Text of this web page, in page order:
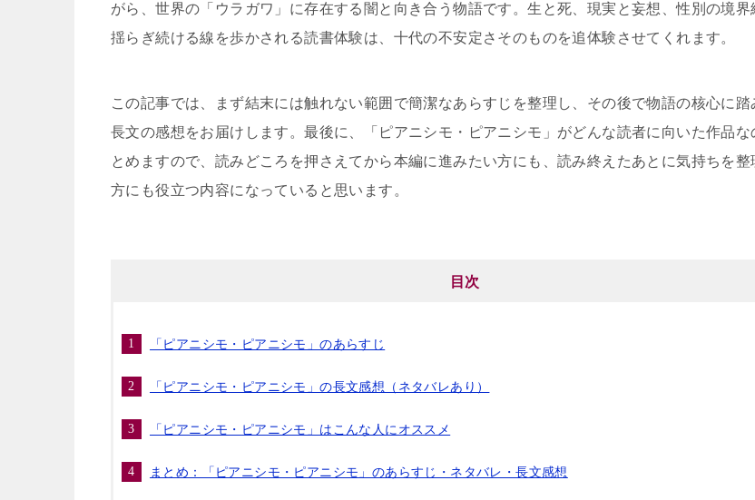
がら、世界の「ウラガワ」に存在する闇と向き合う物語です。生と死、現実と妄想、性別の境界
揺らぎ続ける線を歩かされる読書体験は、十代の不安定さそのものを追体験させてくれます。
この記事では、まず結末には触れない範囲で簡潔なあらすじを整理し、その後で物語の核心に踏
長文の感想をお届けします。最後に、「ピアニシモ・ピアニシモ」がどんな読者に向いた作品な
とめますので、読みどころを押さえてから本編に進みたい方にも、読み終えたあとに気持ちを整
方にも役立つ内容になっていると思います。
目次
「ピアニシモ・ピアニシモ」のあらすじ
「ピアニシモ・ピアニシモ」の長文感想（ネタバレあり）
「ピアニシモ・ピアニシモ」はこんな人にオススメ
まとめ：「ピアニシモ・ピアニシモ」のあらすじ・ネタバレ・長文感想